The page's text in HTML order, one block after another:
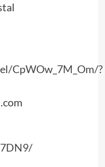
CpWOw_7M_Om/?